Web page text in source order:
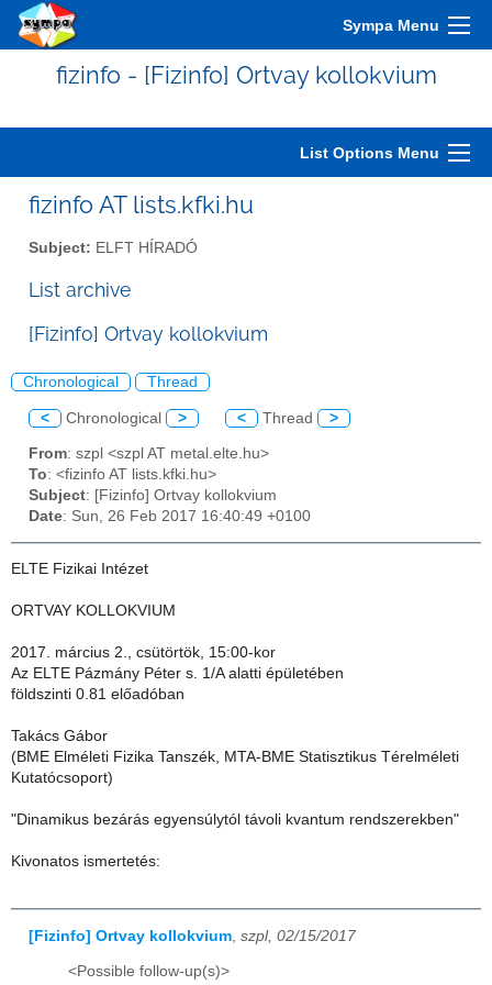
Sympa Menu
fizinfo - [Fizinfo] Ortvay kollokvium
List Options Menu
fizinfo AT lists.kfki.hu
Subject: ELFT HÍRADÓ
List archive
[Fizinfo] Ortvay kollokvium
Chronological Thread
< Chronological > < Thread >
From: szpl <szpl AT metal.elte.hu>
To: <fizinfo AT lists.kfki.hu>
Subject: [Fizinfo] Ortvay kollokvium
Date: Sun, 26 Feb 2017 16:40:49 +0100
ELTE Fizikai Intézet
ORTVAY KOLLOKVIUM
2017. március 2., csütörtök, 15:00-kor
Az ELTE Pázmány Péter s. 1/A alatti épületében
földszinti 0.81 előadóban
Takács Gábor
(BME Elméleti Fizika Tanszék, MTA-BME Statisztikus Térelméleti
Kutatócsoport)
"Dinamikus bezárás egyensúlytól távoli kvantum rendszerekben"
Kivonatos ismertetés:
[Fizinfo] Ortvay kollokvium szpl, 02/15/2017
<Possible follow-up(s)>